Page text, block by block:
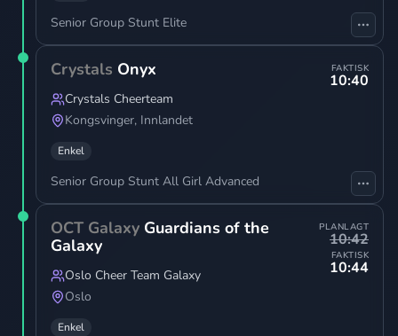
Senior Group Stunt Elite
FAKTISK
10:40
Crystals Onyx
Crystals Cheerteam
Kongsvinger, Innlandet
Enkel
Senior Group Stunt All Girl Advanced
PLANLAGT
10:42
FAKTISK
10:44
OCT Galaxy Guardians of the
Galaxy
Oslo Cheer Team Galaxy
Oslo
Enkel